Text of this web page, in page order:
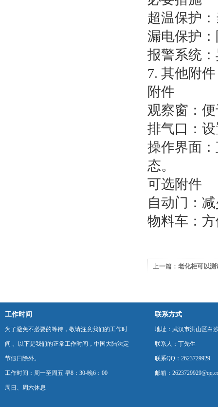
超温保护
漏电保护
报警系统
7. 其他附件
附件
观察窗：
排气口：
操作界面
态。
可选附件
自动门：
物料车：
上一篇： 老化柜可以测
工作时间
为了避免不必要的等待，敬请注意我们的工作时
间 。以下是我们的正常工作时间，中国大陆法定
节假日除外。
工作时间：周一至周五 早8：30-晚6：00
周日、周六休息
联系方式
地址：武汉市洪山区白
联系人：丁先生
联系QQ：2623729929
邮箱：